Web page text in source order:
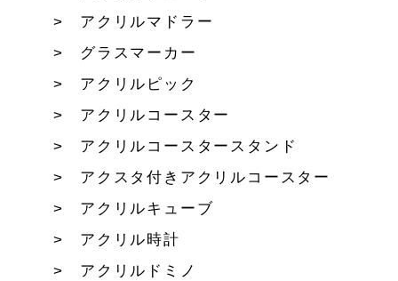
アクリルマドラー
グラスマーカー
アクリルピック
アクリルコースター
アクリルコースタースタンド
アクスタ付きアクリルコースター
アクリルキューブ
アクリル時計
アクリルドミノ